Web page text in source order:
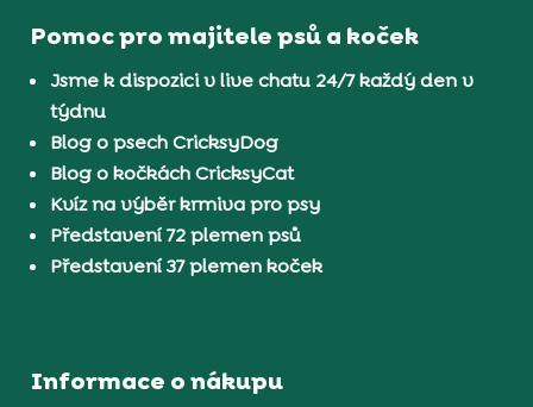
Pomoc pro majitele psů a koček
Jsme k dispozici v live chatu 24/7 každý den v
týdnu
Blog o psech CricksyDog
Blog o kočkách CricksyCat
Kvíz na výběr krmiva pro psy
Představení 72 plemen psů
Představení 37 plemen koček
Informace o nákupu